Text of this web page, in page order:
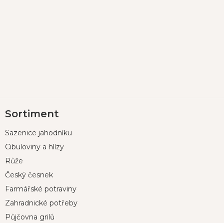
á
a
Sortiment
Sazenice jahodníku
Cibuloviny a hlízy
Růže
Český česnek
Farmářské potraviny
Zahradnické potřeby
Půjčovna grilů